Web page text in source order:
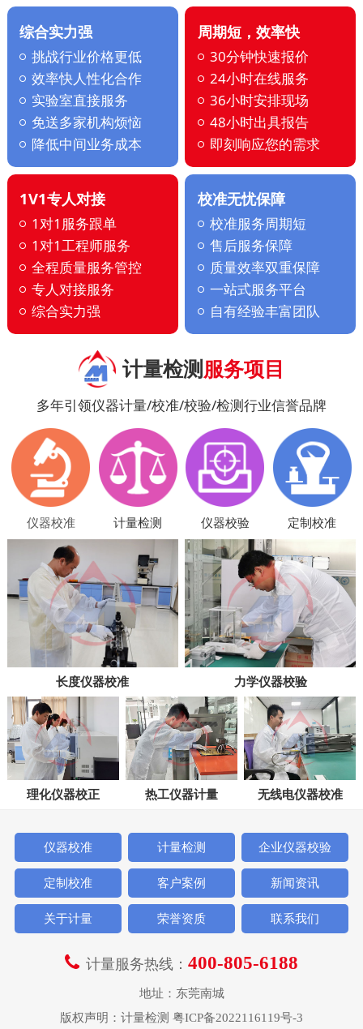
综合实力强
挑战行业价格更低
效率快人性化合作
实验室直接服务
免送多家机构烦恼
降低中间业务成本
周期短，效率快
30分钟快速报价
24小时在线服务
36小时安排现场
48小时出具报告
即刻响应您的需求
1V1专人对接
1对1服务跟单
1对1工程师服务
全程质量服务管控
专人对接服务
综合实力强
校准无忧保障
校准服务周期短
售后服务保障
质量效率双重保障
一站式服务平台
自有经验丰富团队
计量检测服务项目
多年引领仪器计量/校准/校验/检测行业信誉品牌
仪器校准 计量检测 仪器校验 定制校准
长度仪器校准 力学仪器校验
理化仪器校正 热工仪器计量 无线电仪器校准
仪器校准 计量检测 企业仪器校验
定制校准 客户案例 新闻资讯
关于计量 荣誉资质 联系我们
计量服务热线： 400-805-6188
地址：东莞南城
版权声明： 计量检测 粤ICP备2022116119号-3